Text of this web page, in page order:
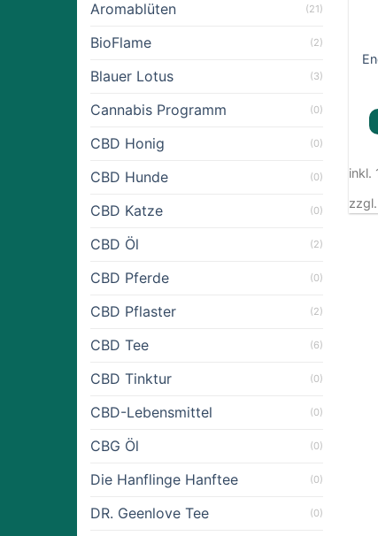
Aromablüten (21)
BioFlame (2)
Blauer Lotus (3)
Cannabis Programm (0)
CBD Honig (0)
CBD Hunde (0)
CBD Katze (0)
CBD Öl (2)
CBD Pferde (0)
CBD Pflaster (2)
CBD Tee (6)
CBD Tinktur (0)
CBD-Lebensmittel (0)
CBG Öl (0)
Die Hanflinge Hanftee (0)
DR. Geenlove Tee (0)
inkl.